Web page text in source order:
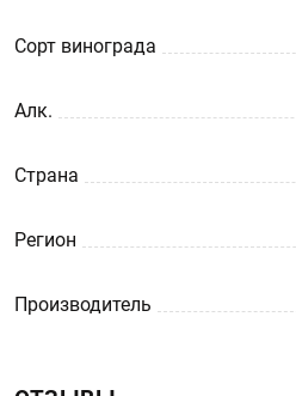
Сорт винограда
Aлк.
Страна
Регион
Производитель